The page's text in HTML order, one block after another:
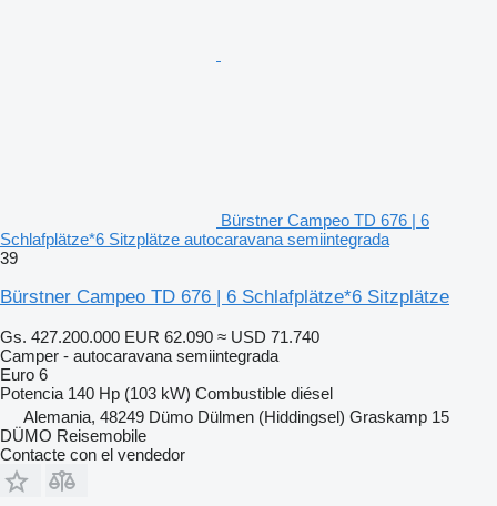
Bürstner Campeo TD 676 | 6
Schlafplätze*6 Sitzplätze autocaravana semiintegrada
39
Bürstner Campeo TD 676 | 6 Schlafplätze*6 Sitzplätze
Gs. 427.200.000 EUR 62.090 ≈ USD 71.740
Camper - autocaravana semiintegrada
Euro 6
Potencia 140 Hp (103 kW) Combustible diésel
Alemania, 48249 Dümo Dülmen (Hiddingsel) Graskamp 15
DÜMO Reisemobile
Contacte con el vendedor